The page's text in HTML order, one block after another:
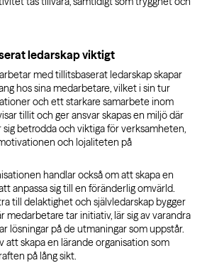
ledarskap viktigt
med tillitsbaserat ledarskap skapar
hos sina medarbetare, vilket i sin tur
och ett starkare samarbete inom
tillit och ger ansvar skapas en miljö där
betrodda och viktiga för verksamheten,
och lojaliteten på
handlar också om att skapa en
anpassa sig till en föränderlig omvärld.
till delaktighet och självledarskap bygger
medarbetare tar initiativ, lär sig av varandra
lösningar på de utmaningar som uppstår.
att skapa en lärande organisation som
på lång sikt.